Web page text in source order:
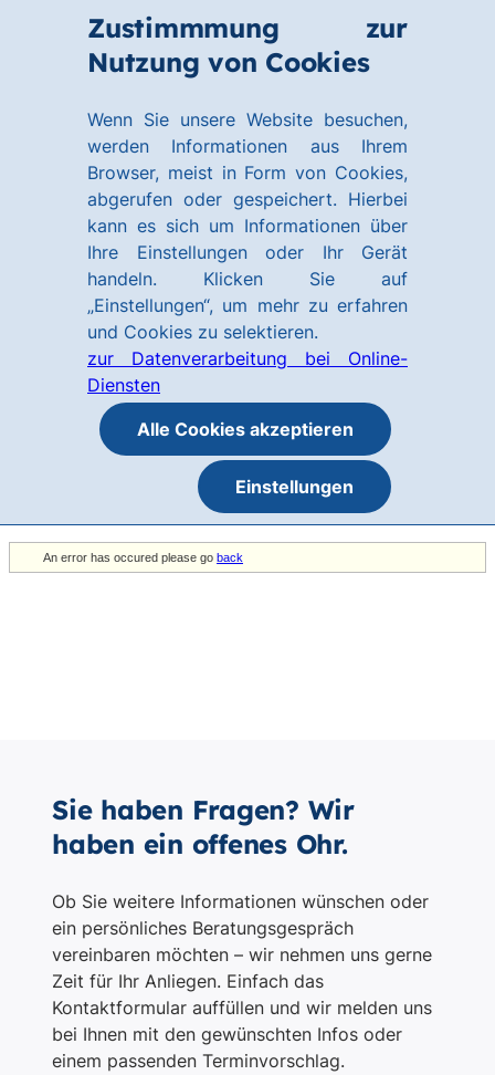
Zustimmmung zur
Nutzung von Cookies
Wenn Sie unsere Website besuchen,
werden Informationen aus Ihrem
Browser, meist in Form von Cookies,
abgerufen oder gespeichert. Hierbei
kann es sich um Informationen über
Ihre Einstellungen oder Ihr Gerät
handeln. Klicken Sie auf
„Einstellungen“, um mehr zu erfahren
und Cookies zu selektieren.
zur Datenverarbeitung bei Online-
Diensten
Alle Cookies akzeptieren
Einstellungen
Hauptinhalt
Sie haben Fragen? Wir
haben ein offenes Ohr.
Ob Sie weitere Informationen wünschen oder
ein persönliches Beratungsgespräch
vereinbaren möchten – wir nehmen uns gerne
Zeit für Ihr Anliegen. Einfach das
Kontaktformular auffüllen und wir melden uns
bei Ihnen mit den gewünschten Infos oder
einem passenden Terminvorschlag.